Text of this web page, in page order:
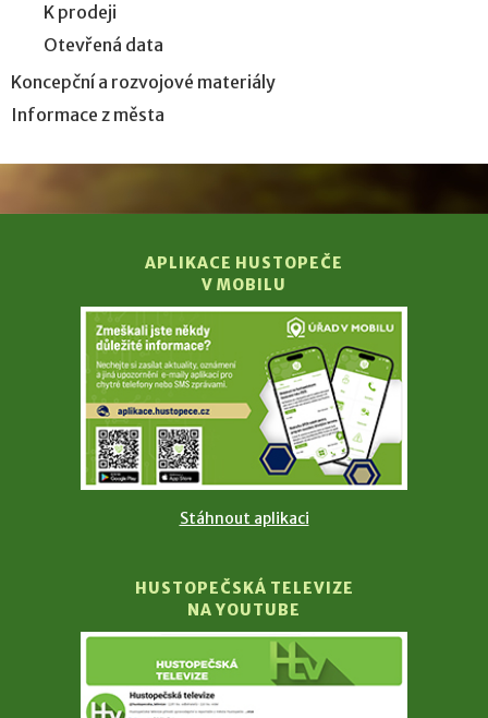
K prodeji
Otevřená data
Koncepční a rozvojové materiály
Informace z města
APLIKACE HUSTOPEČE
V MOBILU
Stáhnout aplikaci
HUSTOPEČSKÁ TELEVIZE
NA YOUTUBE